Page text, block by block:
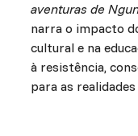
aventuras de
narra o impacto
cultural e na
à resistência,
para as